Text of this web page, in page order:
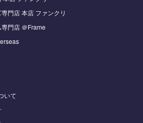
門店 本店 ファンクリ
門店 ＠Frame
いて